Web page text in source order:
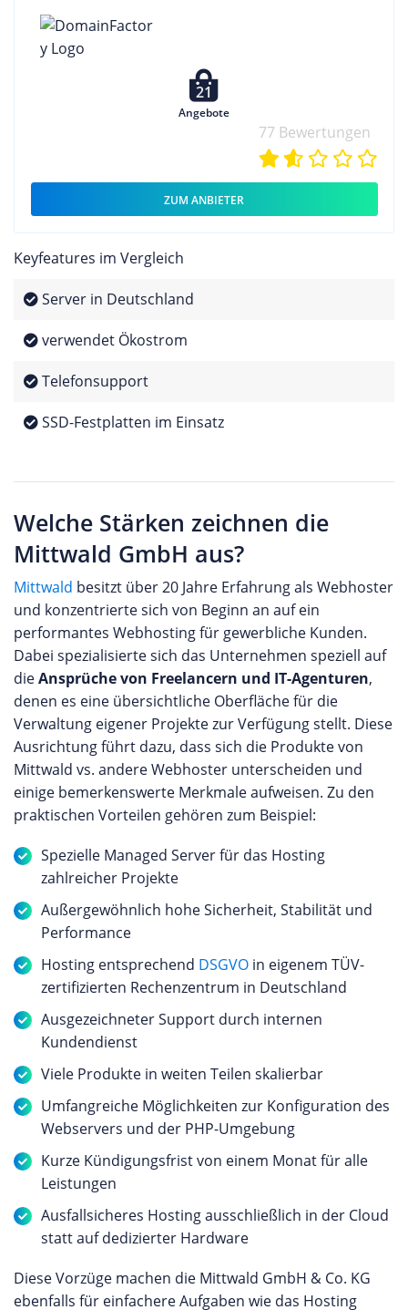
21
Angebote
77 Bewertungen
ZUM ANBIETER
Keyfeatures im Vergleich
Server in Deutschland
verwendet Ökostrom
Telefonsupport
SSD-Festplatten im Einsatz
Welche Stärken zeichnen die
Mittwald GmbH aus?
Mittwald besitzt über 20 Jahre Erfahrung als Webhoster
und konzentrierte sich von Beginn an auf ein
performantes Webhosting für gewerbliche Kunden.
Dabei spezialisierte sich das Unternehmen speziell auf
dieAnsprüche von Freelancern und IT-Agenturen,
denen es eine übersichtliche Oberfläche für die
Verwaltung eigener Projekte zur Verfügung stellt. Diese
Ausrichtung führt dazu, dass sich die Produkte von
Mittwald vs. andere Webhoster unterscheiden und
einige bemerkenswerte Merkmale aufweisen. Zu den
praktischen Vorteilen gehören zum Beispiel:
Spezielle Managed Server für das Hosting
zahlreicher Projekte
Außergewöhnlich hohe Sicherheit, Stabilität und
Performance
Hosting entsprechend DSGVO in eigenem TÜV-
zertifizierten Rechenzentrum in Deutschland
Ausgezeichneter Support durch internen
Kundendienst
Viele Produkte in weiten Teilen skalierbar
Umfangreiche Möglichkeiten zur Konfiguration des
Webservers und der PHP-Umgebung
Kurze Kündigungsfrist von einem Monat für alle
Leistungen
Ausfallsicheres Hosting ausschließlich in der Cloud
statt auf dedizierter Hardware
Diese Vorzüge machen die Mittwald GmbH & Co. KG
ebenfalls für einfachere Aufgaben wie das Hosting